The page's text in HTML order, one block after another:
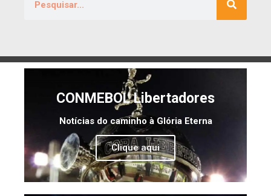
CONMEBOL Libertadores
Notícias do caminho à Glória Eterna
Clique aqui